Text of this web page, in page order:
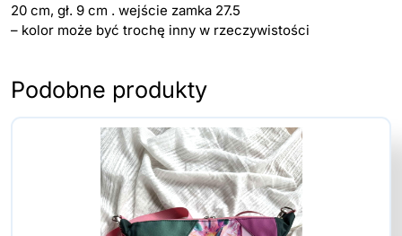
20 cm, gł. 9 cm . wejście zamka 27.5
– kolor może być trochę inny w rzeczywistości
Podobne produkty